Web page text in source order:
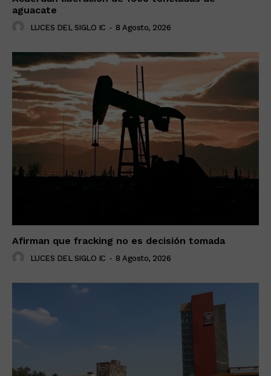
aguacate
LUCES DEL SIGLO IC - 8 Agosto, 2026
Afirman que fracking no es decisión tomada
LUCES DEL SIGLO IC - 8 Agosto, 2026